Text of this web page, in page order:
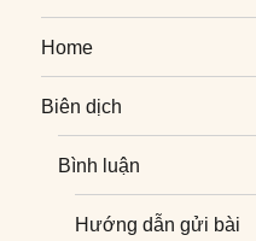
Home
Biên dịch
Bình luận
Hướng dẫn gửi bài